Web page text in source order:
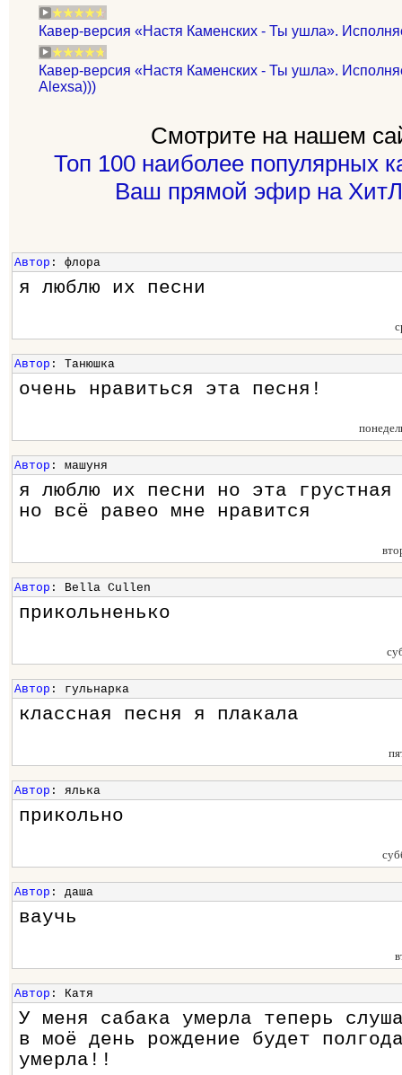
Кавер-версия «Настя Каменских - Ты ушла».
Кавер-версия «Настя Каменских - Ты ушла».
Alexsa)))
Смотрите на нашем
Топ 100 наиболее популярных
Ваш прямой эфир на
Автор : флора
я люблю их песни
Автор : Танюшка
очень нравиться эта песня!
Автор : машуня
я люблю их песни но эта грустная
но всё равео мне нравится
Автор : Bella Cullen
прикольненько
Автор : гульнарка
классная песня я плакала
Автор : ялька
прикольно
Автор : даша
ваучь
Автор : Катя
У меня сабака умерла теперь
в моё день рождение будет
умерла!!